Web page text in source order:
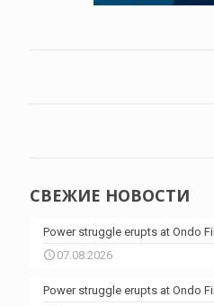
СВЕЖИЕ НОВОСТИ
Power struggle erupts at Ondo
07.08.2026
Power struggle erupts at Ondo